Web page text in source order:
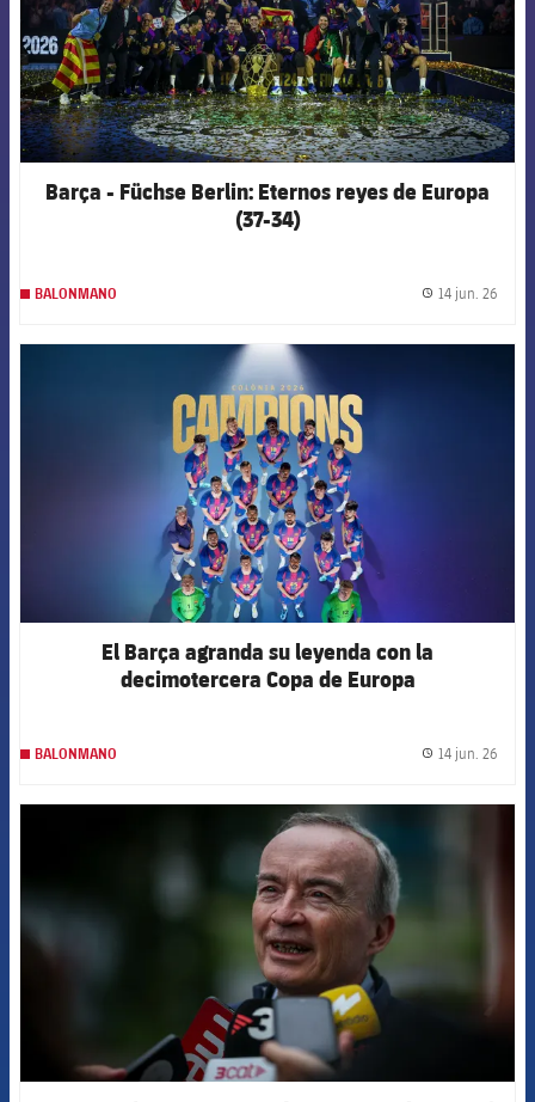
Barça - Füchse Berlin: Eternos reyes de Europa
(37-34)
BALONMANO 14 jun. 26
FCB Barcelona badge
El Barça agranda su leyenda con la
decimotercera Copa de Europa
BALONMANO 14 jun. 26
FCB Barcelona badge